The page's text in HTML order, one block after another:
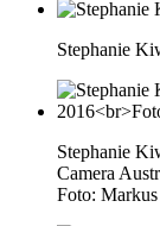
Stephanie
Stephanie
Camera
Foto: